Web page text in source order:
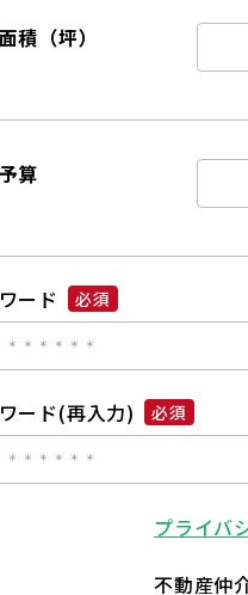
積（坪）
算
ード 必須
ード(再入力) 必須
プライバ
不動産仲